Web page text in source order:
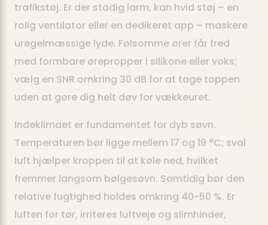
trafikstøj. Er der stadig larm, kan hvid støj – en
rolig ventilator eller en dedikeret app – maskere
uregelmæssige lyde. Følsomme ører får fred
med formbare ørepropper i silikone eller voks;
vælg en SNR omkring 30 dB for at tage toppen
uden at gøre dig helt døv for vækkeuret.
Indeklimaet er fundamentet for dyb søvn.
Temperaturen bør ligge mellem 17 og 19 °C; sval
luft hjælper kroppen til at køle ned, hvilket
fremmer langsom bølgesøvn. Samtidig bør den
relative fugtighed holdes omkring 40-50 %. Er
luften for tør, irriteres luftveje og slimhinder,